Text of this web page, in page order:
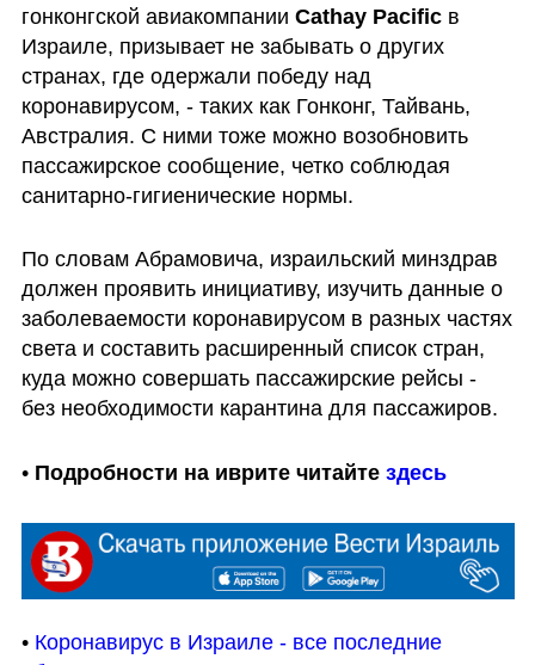
гонконгской авиакомпании Cathay Pacific в
Израиле, призывает не забывать о других
странах, где одержали победу над
коронавирусом, - таких как Гонконг, Тайвань,
Австралия. С ними тоже можно возобновить
пассажирское сообщение, четко соблюдая
санитарно-гигиенические нормы.
По словам Абрамовича, израильский минздрав
должен проявить инициативу, изучить данные о
заболеваемости коронавирусом в разных частях
света и составить расширенный список стран,
куда можно совершать пассажирские рейсы -
без необходимости карантина для пассажиров.
• Подробности на иврите читайте здесь
• Коронавирус в Израиле - все последние